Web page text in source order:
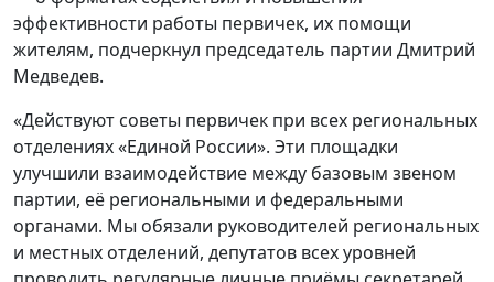
«Действуют советы первичек при всех региональных
отделениях «Единой России». Эти площадки
улучшили взаимодействие между базовым звеном
партии, её региональными и федеральными
органами. Мы обязали руководителей региональных
и местных отделений, депутатов всех уровней
проводить регулярные личные приёмы секретарей
первичек. А секретари обязательно участвуют во
всех партийных мероприятиях, которые проходят на
территории их отделений», — сказал он.